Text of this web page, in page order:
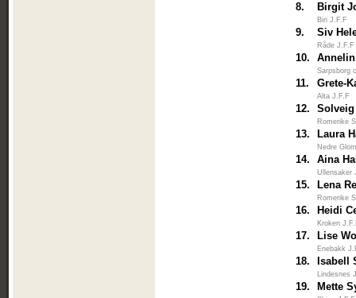
8. Birgit
Biri J.F.F
9. Siv
Råde J.F.F
10.
Sarpsborg
11. Grete-
Alta J.F.F
12.
Romerike
13. Laura
Nedre
14. Aina
Ullensaker
15. Lena
Romerike
16. Heidi
Kroken
17. Lise
Enebakk
18. Isabell
Lindesnes
19. Mette